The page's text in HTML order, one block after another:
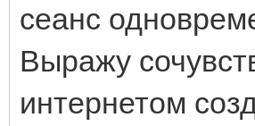
сеанс
Выражу
интернетом